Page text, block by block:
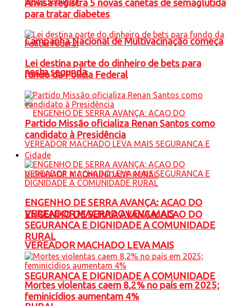
Campanha Nacional de Multivacinação começa
nesta segunda
ENGENHO DE SERRA AVANÇA: ACAO DO
VEREADOR MACHADO LEVA MAIS
SEGURANCA E DIGNIDADE A COMUNIDADE
Anvisa registra 5 novas canetas de semaglutida
para tratar diabetes
Lei destina parte do dinheiro de bets para
fundo da Polícia Federal
Partido Missão oficializa Renan Santos como
candidato à Presidência
Cidade
ENGENHO DE SERRA AVANÇA: ACAO DO
VEREADOR MACHADO LEVA MAIS
SEGURANCA E DIGNIDADE A COMUNIDADE
RURAL
Mortes violentas caem 8,2% no país em 2025;
feminicídios aumentam 4%